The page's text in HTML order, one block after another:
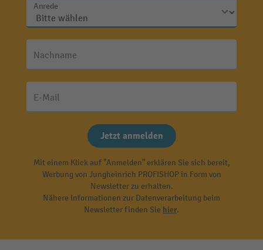
Anrede
Nachname
E-Mail
Jetzt anmelden
Mit einem Klick auf "Anmelden" erklären Sie sich bereit,
Werbung von Jungheinrich PROFISHOP in Form von
Newsletter zu erhalten.
Nähere Informationen zur Datenverarbeitung beim
Newsletter finden Sie hier.